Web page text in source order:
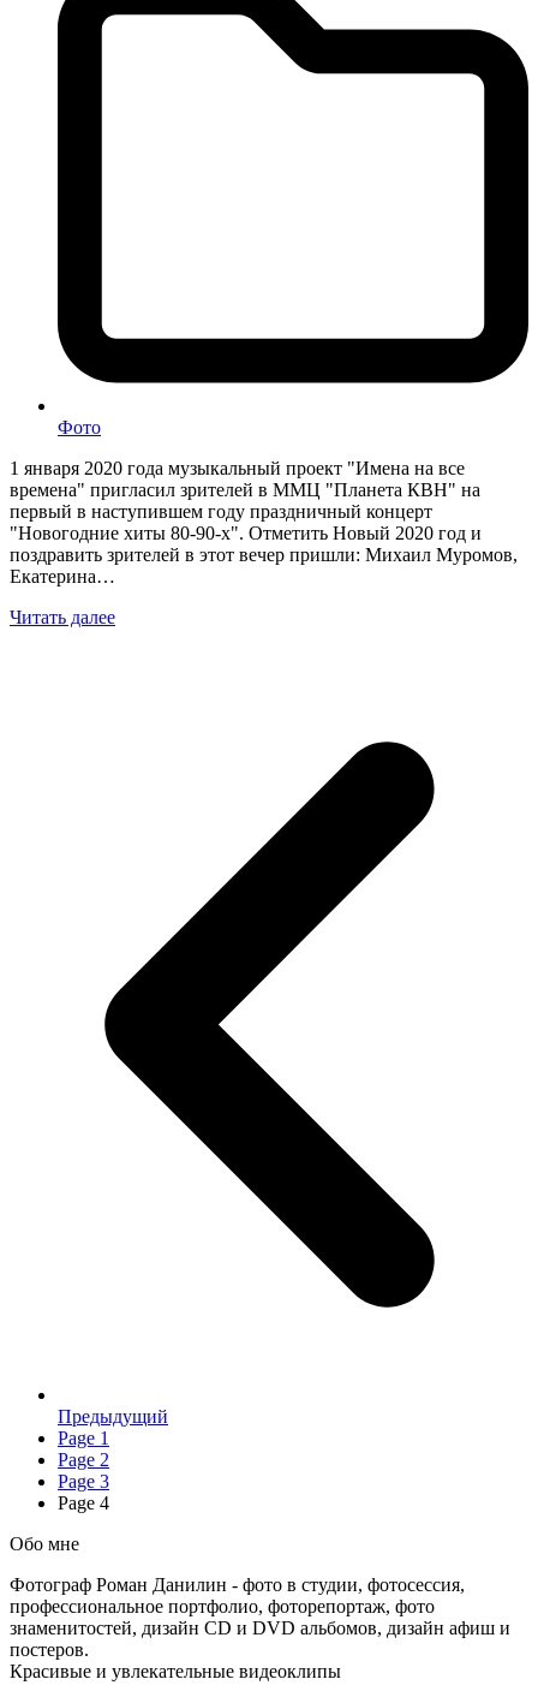
Фото
1 января 2020 года музыкальный проект "Имена на все
времена" пригласил зрителей в ММЦ "Планета КВН" на
первый в наступившем году праздничный концерт
"Новогодние хиты 80-90-х". Отметить Новый 2020 год и
поздравить зрителей в этот вечер пришли: Михаил Муромов,
Екатерина…
Читать далее
Предыдущий
Page 1
Page 2
Page 3
Page 4
Обо мне
Фотограф Роман Данилин - фото в студии, фотосессия,
профессиональное портфолио, фоторепортаж, фото
знаменитостей, дизайн CD и DVD альбомов, дизайн афиш и
постеров.
Красивые и увлекательные видеоклипы